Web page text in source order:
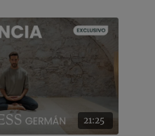
21:25